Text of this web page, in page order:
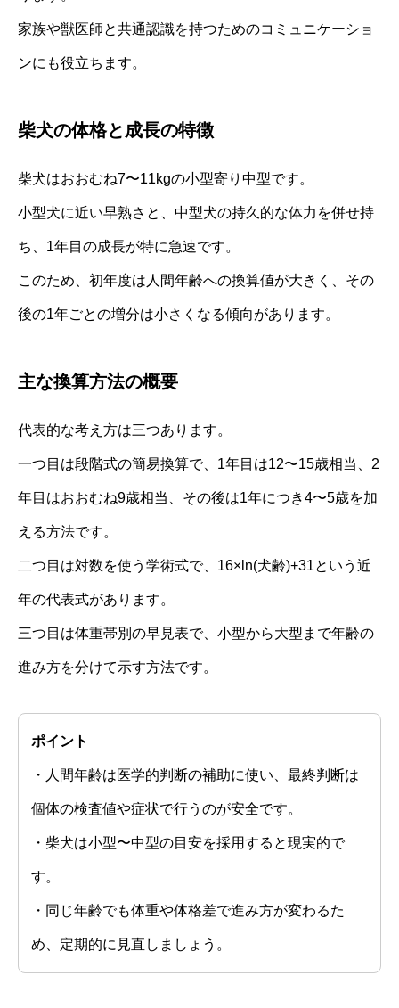
家族や獣医師と共通認識を持つためのコミュニケーショ
ンにも役立ちます。
柴犬の体格と成長の特徴
柴犬はおおむね7〜11kgの小型寄り中型です。
小型犬に近い早熟さと、中型犬の持久的な体力を併せ持
ち、1年目の成長が特に急速です。
このため、初年度は人間年齢への換算値が大きく、その
後の1年ごとの増分は小さくなる傾向があります。
主な換算方法の概要
代表的な考え方は三つあります。
一つ目は段階式の簡易換算で、1年目は12〜15歳相当、2
年目はおおむね9歳相当、その後は1年につき4〜5歳を加
える方法です。
二つ目は対数を使う学術式で、16×ln(犬齢)+31という近
年の代表式があります。
三つ目は体重帯別の早見表で、小型から大型まで年齢の
進み方を分けて示す方法です。
ポイント
・人間年齢は医学的判断の補助に使い、最終判断は
個体の検査値や症状で行うのが安全です。
・柴犬は小型〜中型の目安を採用すると現実的で
す。
・同じ年齢でも体重や体格差で進み方が変わるた
め、定期的に見直しましょう。